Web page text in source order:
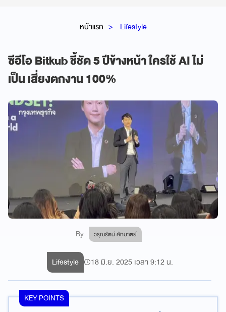
หน้าแรก Lifestyle
ซีอีโอ Bitkub ชี้ชัด 5 ปีข้างหน้า ใครใช้ AI ไม่
เป็น เสี่ยงตกงาน 100%
By วรุณรัตน์ คัทมาตย์
Lifestyle 18 มิ.ย. 2025 เวลา 9:12 น.
KEY POINTS